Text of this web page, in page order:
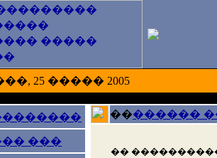
25 ����� 2005
���
��������
��